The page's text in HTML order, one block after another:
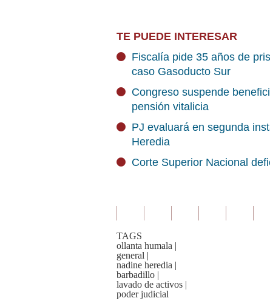
TE PUEDE INTERESAR
Fiscalía pide 35 años de
caso Gasoducto Sur
Congreso suspende
pensión vitalicia
PJ evaluará en segunda
Heredia
Corte Superior Nacional
TAGS
ollanta humala |
general |
nadine heredia |
barbadillo |
lavado de activos |
poder judicial